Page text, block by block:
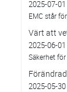
2025-07-01
EMC står
Värt att
2025-06-01
Säkerhet
2025-05-30